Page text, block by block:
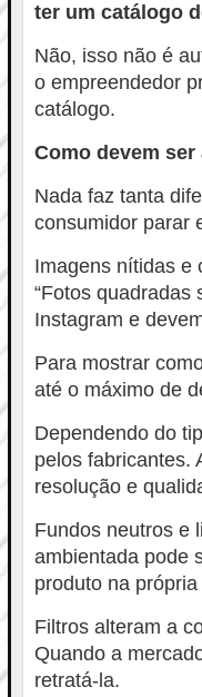
ter um catálogo
Não, isso não é
o empreendedor
catálogo.
Como devem
Nada faz tanta
consumidor parar
Imagens nítidas e
“Fotos quadradas
Instagram e
Para mostrar
até o máximo de
Dependendo do
pelos fabricantes.
resolução e
Fundos neutros e
ambientada pode
produto na própria
Filtros alteram a
Quando a
retratá-la.